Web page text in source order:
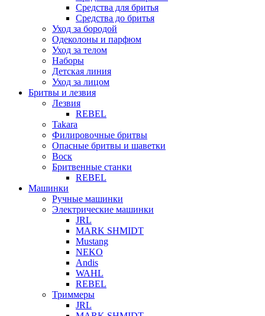
Средства для бритья
Средства до бритья
Уход за бородой
Одеколоны и парфюм
Уход за телом
Наборы
Детская линия
Уход за лицом
Бритвы и лезвия
Лезвия
REBEL
Takara
Филировочные бритвы
Опасные бритвы и шаветки
Воск
Бритвенные станки
REBEL
Машинки
Ручные машинки
Электрические машинки
JRL
MARK SHMIDT
Mustang
NEKO
Andis
WAHL
REBEL
Триммеры
JRL